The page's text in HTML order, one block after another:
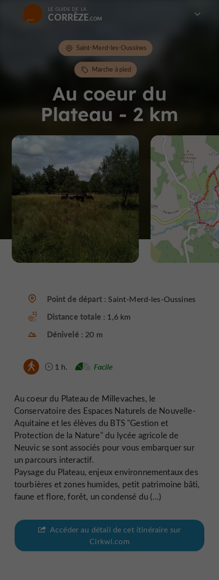
LE GUIDE DE LA
CORRÈZE
Au coeur du
Plateau - 2 km
Saint-Merd-les-Oussines
Marche à pied
Point de départ : Saint-Merd-les-Oussines
Distance totale : 1,6 km
Dénivelé : 20 m
1 h. Facile
Au coeur du Plateau de Millevaches, le
Conservatoire des Espaces Naturels de Nouvelle-
Aquitaine et les élèves du BTS "Gestion et
Protection de la Nature" du lycée agricole de
Neuvic se sont associés pour vous embarquer sur
un parcours interactif.
Paysage du Plateau, enjeux environnementaux des
tourbières et zones humides, petit patrimoine bâti,
faune et flore, forêt, un condensé du (...)
Accéder au détail de cet itinéraire sur
Cirkwi.com